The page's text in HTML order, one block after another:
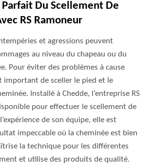
Du Scellement De
RS Ramoneur
et agressions peuvent
au niveau du chapeau ou du
Pour éviter des problèmes à cause
important de sceller le pied et le
Installé à Chedde, l’entreprise RS
pour effectuer le scellement de
de son équipe, elle est
impeccable où la cheminée est bien
la technique pour les différentes
et utilise des produits de qualité.